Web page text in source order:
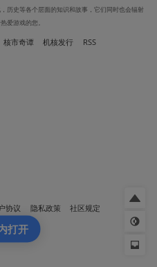
历史等各个层面的知识和故事，它们同时也会辐射
爱游戏的您。
核市奇谭 机核发行 RSS
协议 隐私政策
社区规定
打开